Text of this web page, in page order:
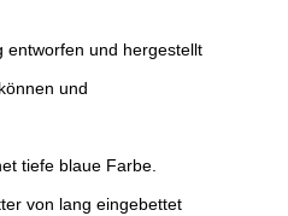
entworfen und hergestellt
und
tiefe blaue Farbe.
von lang eingebettet